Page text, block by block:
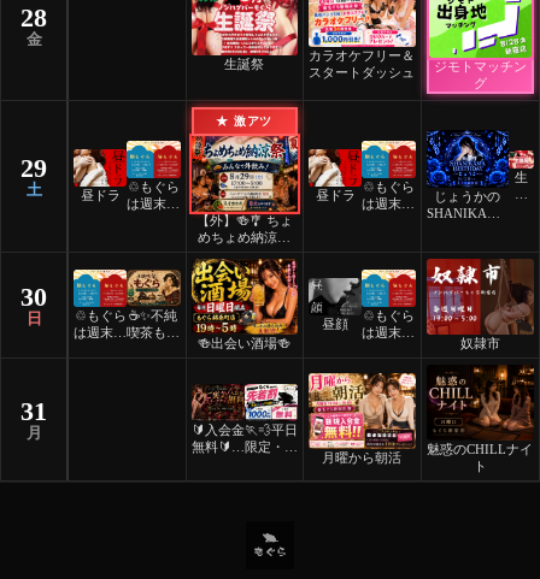
28
金
生誕祭
カラオケフリー＆
スタートダッシュ
ジモトマッチン
グ
29
土 昼ドラ
♲もぐら
は週末祝
★ 激アツ
【外】🍻🎐 ちょ
めちょめ納涼祭
🎐🍻
昼ドラ
♲もぐら
は週末祝
じょうかの
SHANIKAMA
生
30
日
♲もぐら
は週末祝
☕️✨不純
喫茶もぐ
🍻出会い酒場🍻
昼顔
♲もぐら
は週末祝
奴隷市
31
月
🔰入会金
無料🔰ご
ーツナイ
🏃💨平日
限定・先
月曜から朝活
魅惑のCHILLナイ
ト